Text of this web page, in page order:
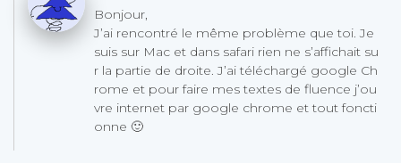
Bonjour,
J’ai rencontré le même problème que toi. Je
suis sur Mac et dans safari rien ne s’affichait su
r la partie de droite. J’ai téléchargé google Ch
rome et pour faire mes textes de fluence j’ou
vre internet par google chrome et tout foncti
onne 🙂